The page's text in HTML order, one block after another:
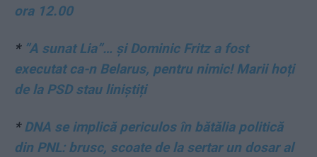
ora 12.00
* ”A sunat Lia”… și Dominic Fritz a fost
executat ca-n Belarus, pentru nimic! Marii hoți
de la PSD stau liniștiți
*DNA se implică periculos în bătălia politică
din PNL: brusc, scoate de la sertar un dosar al